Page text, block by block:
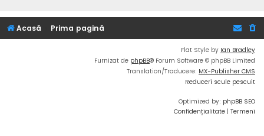
Acasă Prima pagină
Flat Style by Ian Bradley
Furnizat de phpBB® Forum Software © phpBB Limited
Translation/Traducere: MX-Publisher CMS
Reduceri scule pescuit
Optimized by: phpBB SEO
Confidențialitate | Termeni